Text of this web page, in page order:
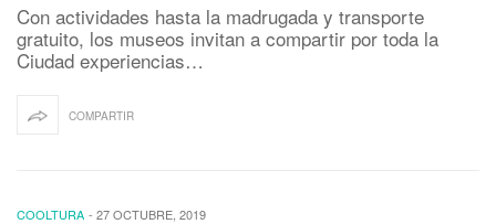
Con actividades hasta la madrugada y transporte
gratuito, los museos invitan a compartir por toda la
Ciudad experiencias…
COMPARTIR
COOLTURA - 27 OCTUBRE, 2019